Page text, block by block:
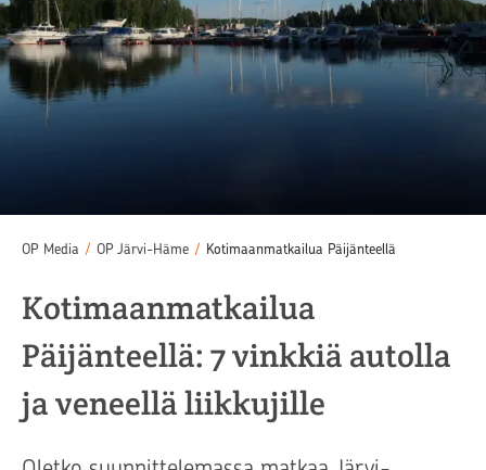
OP Media / OP Järvi-Häme / Kotimaanmatkailua Päijänteellä
Kotimaanmatkailua
Päijänteellä: 7 vinkkiä autolla
ja veneellä liikkujille